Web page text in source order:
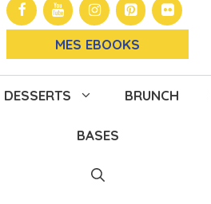
MES EBOOKS
DESSERTS BRUNCH
BASES